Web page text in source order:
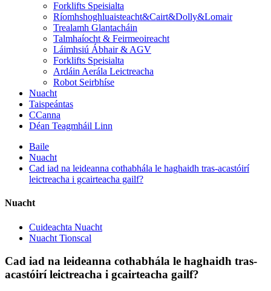
Forklifts Speisialta
Ríomhshoghluaisteacht&Cairt&Dolly&Lomair
Trealamh Glantacháin
Talmhaíocht & Feirmeoireacht
Láimhsiú Ábhair & AGV
Forklifts Speisialta
Ardáin Aerála Leictreacha
Robot Seirbhíse
Nuacht
Taispeántas
CCanna
Déan Teagmháil Linn
Baile
Nuacht
Cad iad na leideanna cothabhála le haghaidh tras-acastóirí
leictreacha i gcairteacha gailf?
Nuacht
Cuideachta Nuacht
Nuacht Tionscal
Cad iad na leideanna cothabhála le haghaidh tras-
acastóirí leictreacha i gcairteacha gailf?